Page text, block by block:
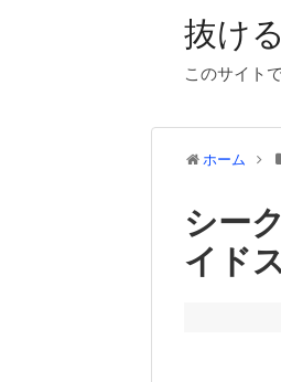
抜け
このサイト
ホーム
シー
イド